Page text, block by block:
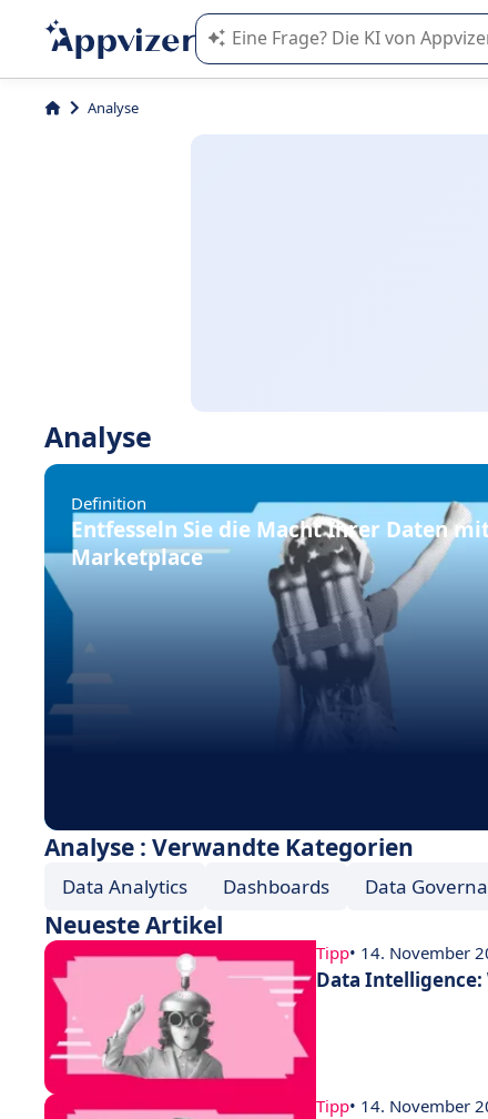
Die KI von Appvizer führt Sie bei
Analyse
Analyse
Definition
Entfesseln Sie die Macht Ihrer Daten
Marketplace
Analyse : Verwandte Kategorien
Data Analytics Dashboards Data
Neueste Artikel
Tipp• 14. November
Data Intelligence:
Tipp• 14. November